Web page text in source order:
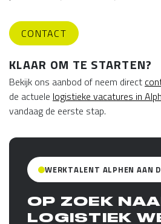
CONTACT
KLAAR OM TE STARTEN?
Bekijk ons aanbod of neem direct
de actuele logistieke vacatures in
vandaag de eerste stap.
WERKTALENT ALPHEN AAN
OP ZOEK
LOGISTIEK